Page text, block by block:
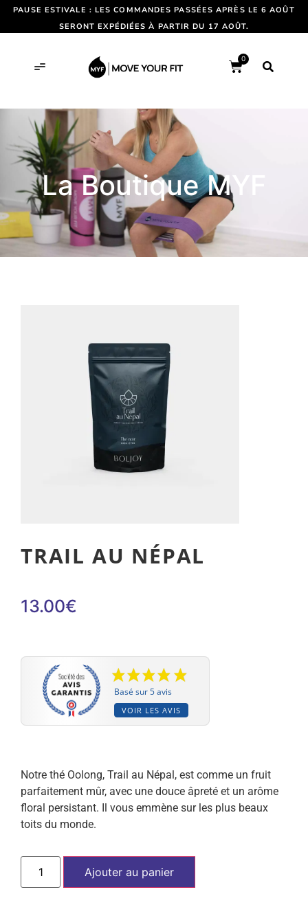
PAUSE ESTIVALE : LES COMMANDES PASSÉES APRÈS LE 6 AOÛT
SERONT EXPÉDIÉES À PARTIR DU 17 AOÛT.
0
La Boutique MYF
TRAIL AU NÉPAL
13.00€
Basé sur 5 avis
VOIR LES AVIS
Notre thé Oolong, Trail au Népal, est comme un fruit
parfaitement mûr, avec une douce âpreté et un arôme
floral persistant. Il vous emmène sur les plus beaux
toits du monde.
Ajouter au panier